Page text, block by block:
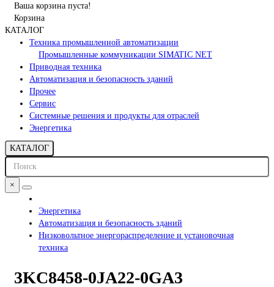
Ваша корзина пуста!
Корзина
КАТАЛОГ
Техника промышленной автоматизации
Промышленные коммуникации SIMATIC NET
Приводная техника
Автоматизация и безопасность зданий
Прочее
Сервис
Системные решения и продукты для отраслей
Энергетика
КАТАЛОГ
×
Энергетика
Автоматизация и безопасность зданий
Низковольтное энергораспределение и установочная
техника
3KC8458-0JA22-0GA3